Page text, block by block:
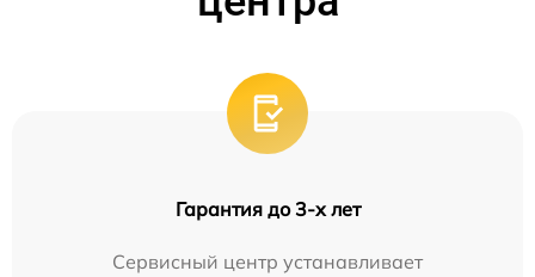
Гарантия до 3-х лет
Сервисный центр устанавливает